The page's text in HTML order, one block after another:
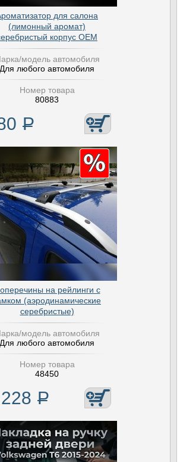
для салона
(лимонный аромат)
корпус OEM
модель автомобиля
Для любого автомобиля
Номер товара
80883
Р
на рейлинги с
(аэродинамические
серебристые)
модель автомобиля
Для любого автомобиля
Номер товара
48450
Р